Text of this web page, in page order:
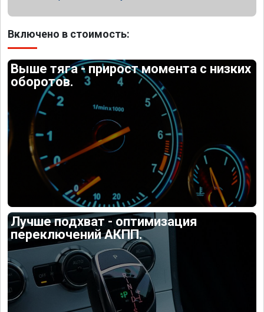
Включено в стоимость:
Выше тяга - прирост момента с низких
оборотов.
Лучше подхват - оптимизация
переключений АКПП.